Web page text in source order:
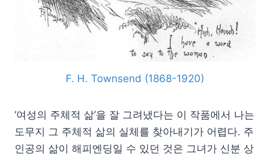
F. H. Townsend (1868-1920)
‘여성의 주체적 삶’을 잘 그려냈다는 이 작품에서 나는
도무지 그 주체적 삶의 실체를 찾아내기가 어렵다. 주
인공의 삶이 해피엔딩일 수 있던 것은 그녀가 신분 상